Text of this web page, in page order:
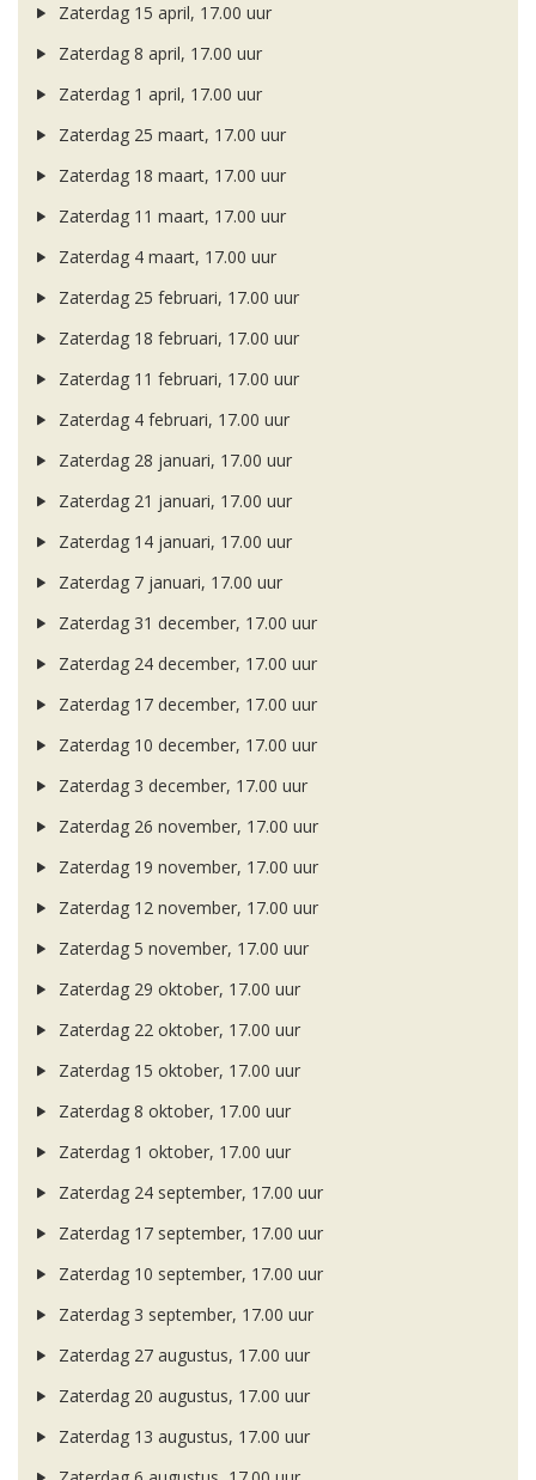
Zaterdag 15 april, 17.00 uur
Zaterdag 8 april, 17.00 uur
Zaterdag 1 april, 17.00 uur
Zaterdag 25 maart, 17.00 uur
Zaterdag 18 maart, 17.00 uur
Zaterdag 11 maart, 17.00 uur
Zaterdag 4 maart, 17.00 uur
Zaterdag 25 februari, 17.00 uur
Zaterdag 18 februari, 17.00 uur
Zaterdag 11 februari, 17.00 uur
Zaterdag 4 februari, 17.00 uur
Zaterdag 28 januari, 17.00 uur
Zaterdag 21 januari, 17.00 uur
Zaterdag 14 januari, 17.00 uur
Zaterdag 7 januari, 17.00 uur
Zaterdag 31 december, 17.00 uur
Zaterdag 24 december, 17.00 uur
Zaterdag 17 december, 17.00 uur
Zaterdag 10 december, 17.00 uur
Zaterdag 3 december, 17.00 uur
Zaterdag 26 november, 17.00 uur
Zaterdag 19 november, 17.00 uur
Zaterdag 12 november, 17.00 uur
Zaterdag 5 november, 17.00 uur
Zaterdag 29 oktober, 17.00 uur
Zaterdag 22 oktober, 17.00 uur
Zaterdag 15 oktober, 17.00 uur
Zaterdag 8 oktober, 17.00 uur
Zaterdag 1 oktober, 17.00 uur
Zaterdag 24 september, 17.00 uur
Zaterdag 17 september, 17.00 uur
Zaterdag 10 september, 17.00 uur
Zaterdag 3 september, 17.00 uur
Zaterdag 27 augustus, 17.00 uur
Zaterdag 20 augustus, 17.00 uur
Zaterdag 13 augustus, 17.00 uur